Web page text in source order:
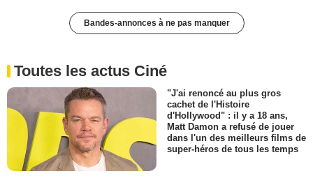
Bandes-annonces à ne pas manquer
Toutes les actus Ciné
"J'ai renoncé au plus gros
cachet de l'Histoire
d'Hollywood" : il y a 18 ans,
Matt Damon a refusé de jouer
dans l'un des meilleurs films de
super-héros de tous les temps